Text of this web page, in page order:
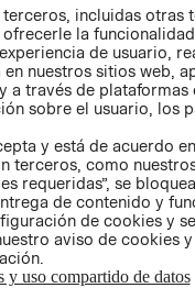
PETICIONES
QUEJAS Y
RECLAMOS
incluidas otras
la
de usuario,
nuestros sitios web,
a través de plataformas
sobre el usuario, los
y está de acuerdo
terceros, como
requeridas”, se
de contenido y
de cookies y
aviso de cookies
y uso compartido de datos